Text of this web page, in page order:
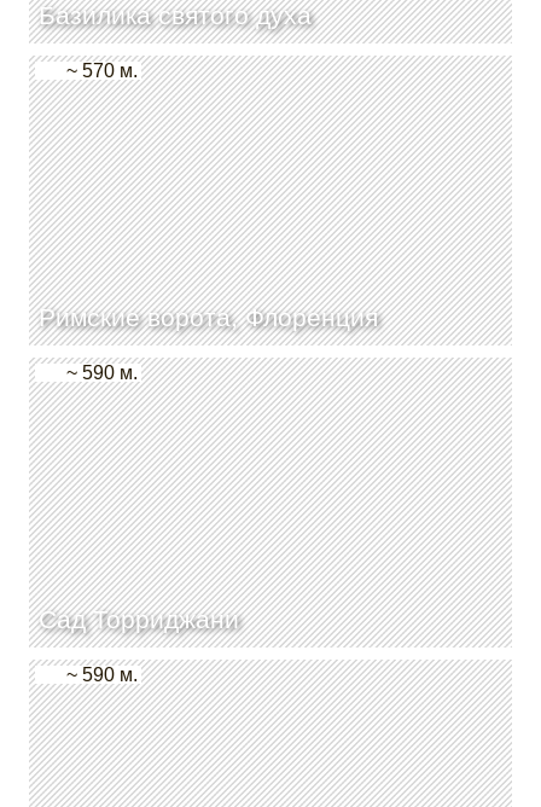
Базилика святого духа
Римские ворота, Флоренция
~ 570 м.
Сад Торриджани
~ 590 м.
~ 590 м.